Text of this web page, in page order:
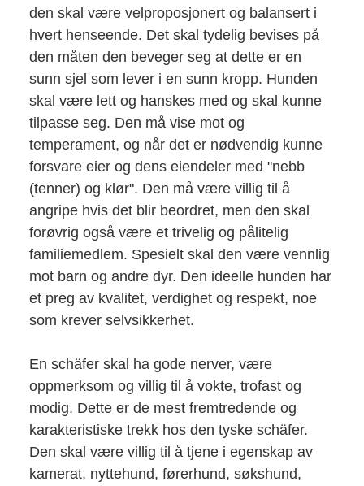
den skal være velproposjonert og balansert i
hvert henseende. Det skal tydelig bevises på
den måten den beveger seg at dette er en
sunn sjel som lever i en sunn kropp. Hunden
skal være lett og hanskes med og skal kunne
tilpasse seg. Den må vise mot og
temperament, og når det er nødvendig kunne
forsvare eier og dens eiendeler med "nebb
(tenner) og klør". Den må være villig til å
angripe hvis det blir beordret, men den skal
forøvrig også være et trivelig og pålitelig
familiemedlem. Spesielt skal den være vennlig
mot barn og andre dyr. Den ideelle hunden har
et preg av kvalitet, verdighet og respekt, noe
som krever selvsikkerhet.
En schäfer skal ha gode nerver, være
oppmerksom og villig til å vokte, trofast og
modig. Dette er de mest fremtredende og
karakteristiske trekk hos den tyske schäfer.
Den skal være villig til å tjene i egenskap av
kamerat, nyttehund, førerhund, søkshund,